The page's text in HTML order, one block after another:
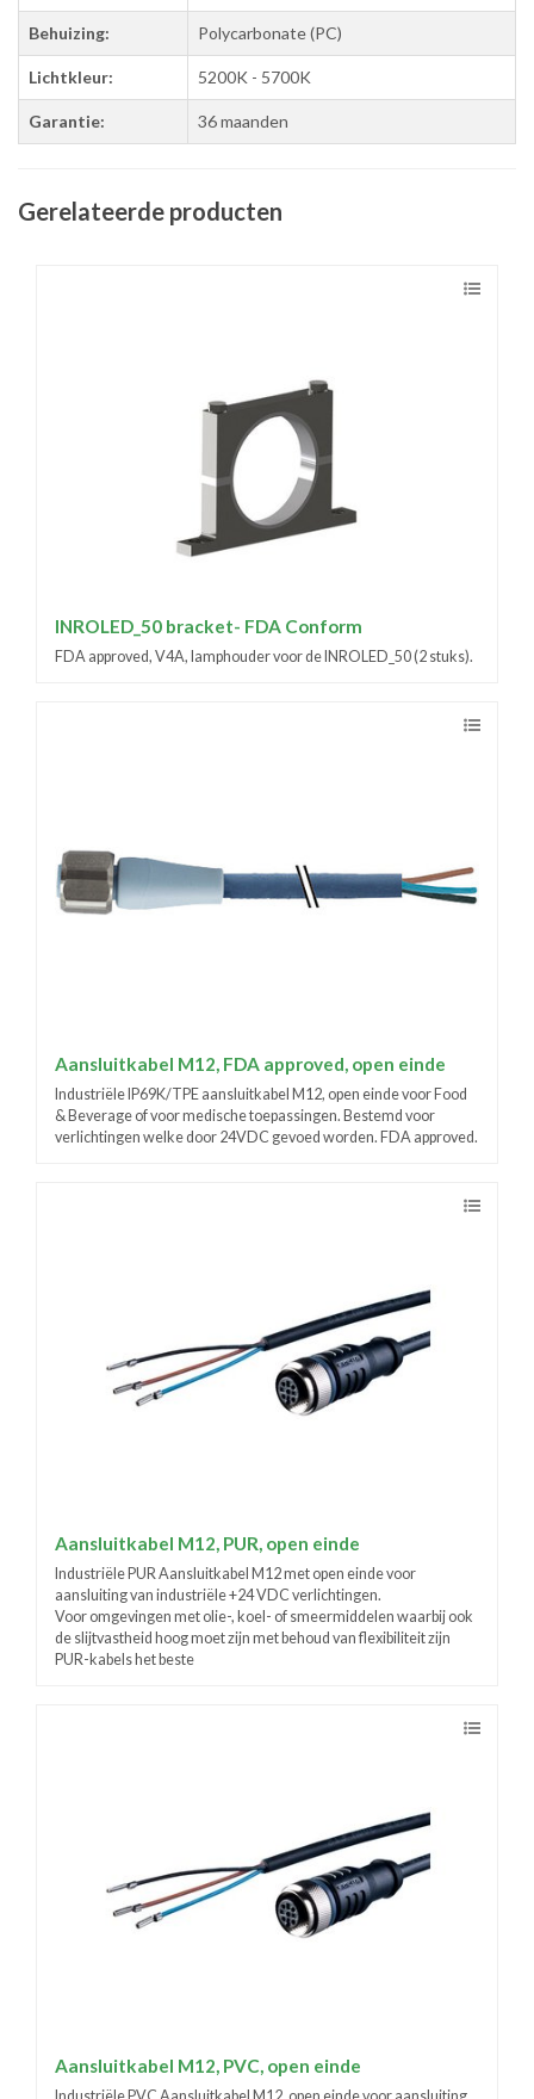
Behuizing: Polycarbonate (PC)
Lichtkleur: 5200K - 5700K
Garantie: 36 maanden
Gerelateerde producten
INROLED_50 bracket- FDA Conform
FDA approved, V4A, lamphouder voor de INROLED_50 (2 stuks).
Aansluitkabel M12, FDA approved, open einde
Industriële IP69K/TPE aansluitkabel M12, open einde voor Food
& Beverage of voor medische toepassingen. Bestemd voor
verlichtingen welke door 24VDC gevoed worden. FDA approved.
Aansluitkabel M12, PUR, open einde
Industriële PUR Aansluitkabel M12 met open einde voor
aansluiting van industriële +24 VDC verlichtingen.
Voor omgevingen met olie-, koel- of smeermiddelen waarbij ook
de slijtvastheid hoog moet zijn met behoud van flexibiliteit zijn
PUR-kabels het beste
Aansluitkabel M12, PVC, open einde